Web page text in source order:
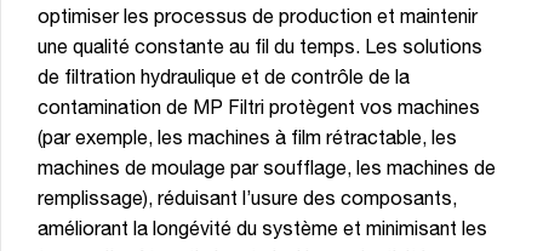
optimiser les processus de production et maintenir
une qualité constante au fil du temps. Les solutions
de filtration hydraulique et de contrôle de la
contamination de MP Filtri protègent vos machines
(par exemple, les machines à film rétractable, les
machines de moulage par soufflage, les machines de
remplissage), réduisant l’usure des composants,
améliorant la longévité du système et minimisant les